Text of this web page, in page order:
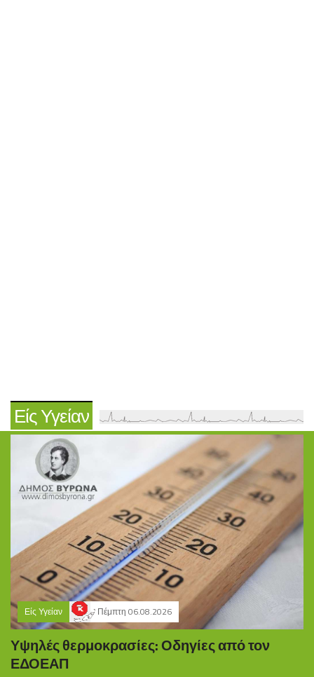
Είς Υγείαν
Είς Υγείαν Πέμπτη 06.08.2026
Υψηλές θερμοκρασίες: Οδηγίες από τον
ΕΔΟΕΑΠ